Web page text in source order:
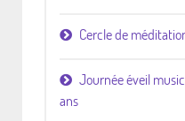
Cercle de
Journée éveil
ans